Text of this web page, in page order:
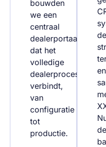
bouwden
we een
centraal
dealerportaal
dat het
volledige
dealerproces
verbindt,
van
configuratie
tot
productie.
de
en
de